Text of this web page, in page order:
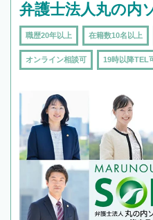
弁護士法人丸の内
職歴20年以上 在籍数10名以上
オンライン相談可 19時以降TEL